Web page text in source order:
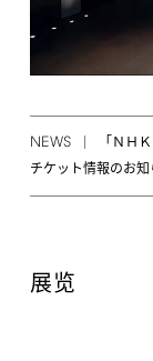
NEWS
「ＮＨ
チケット情報のお知
展览